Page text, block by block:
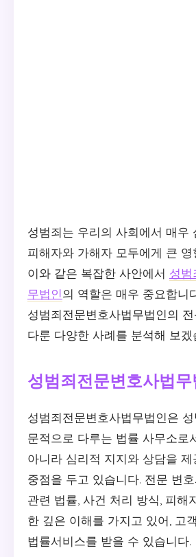
성범죄는 우리의 사회에서 매우
피해자와 가해자 모두에게 큰 영
이와 같은 복잡한 사안에서 성범
무법인의 역할은 매우 중요합니
성범죄전문변호사법무법인의
다룬 다양한 사례를 분석해 보겠
성범죄전문변호사법
성범죄전문변호사법무법인은
문적으로 다루는 법률 사무소로
아니라 심리적 지지와 상담을 제
중점을 두고 있습니다. 전문 변
관련 법률, 사건 처리 방식, 피해
한 깊은 이해를 가지고 있어, 고
법률서비스를 받을 수 있습니다.